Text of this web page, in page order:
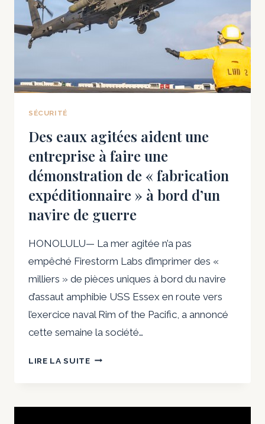
SÉCURITÉ
Des eaux agitées aident une
entreprise à faire une
démonstration de « fabrication
expéditionnaire » à bord d’un
navire de guerre
HONOLULU— La mer agitée n’a pas
empêché Firestorm Labs d’imprimer des «
milliers » de pièces uniques à bord du navire
d’assaut amphibie USS Essex en route vers
l’exercice naval Rim of the Pacific, a annoncé
cette semaine la société…
LIRE LA SUITEDES